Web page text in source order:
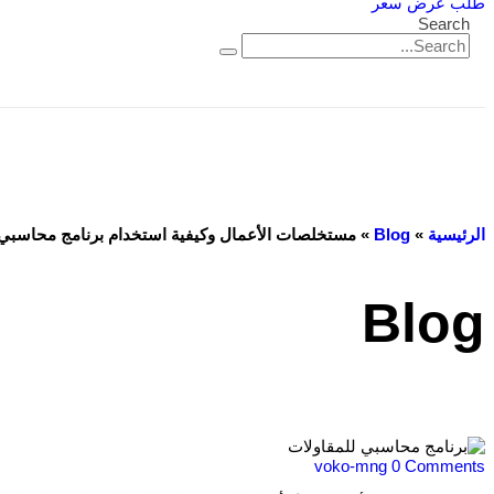
Search
الرئيسية »
Blog
» مستخلصات الأعمال وكيفية استخدام برنامج
Blog
voko-mng 0 Comments